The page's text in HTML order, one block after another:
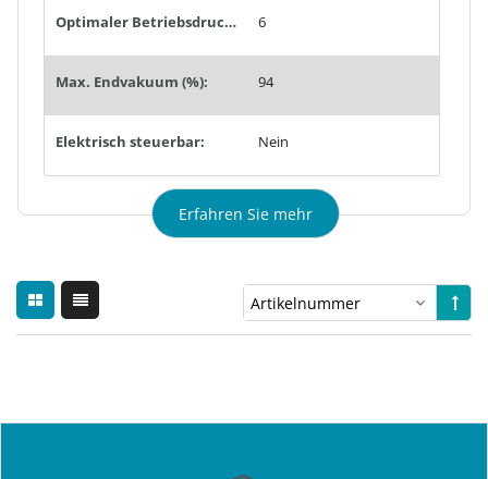
Optimaler Betriebsdruck (bar): 6
Max. Endvakuum (%): 94
Elektrisch steuerbar: Nein
Erfahren Sie mehr